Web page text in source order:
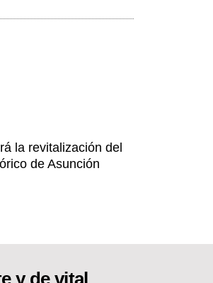
la revitalización del
de Asunción
y de vital